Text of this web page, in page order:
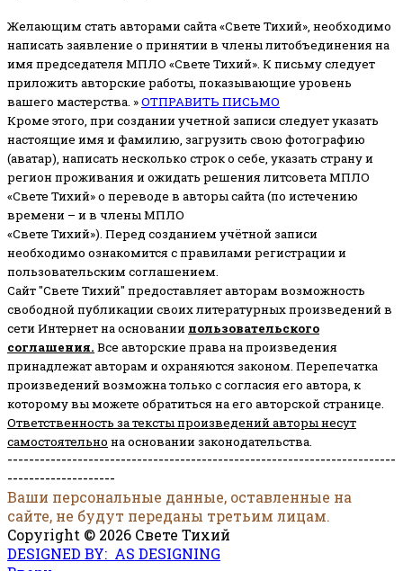
Желающим стать авторами сайта «Свете Тихий», необходимо
написать заявление о принятии в члены литобъединения на
имя председателя МПЛО «Свете Тихий». К письму следует
приложить авторские работы, показывающие уровень
вашего мастерства. »ОТПРАВИТЬ ПИСЬМО
Кроме этого, при создании учетной записи следует указать
настоящие имя и фамилию, загрузить свою фотографию
(аватар), написать несколько строк о себе, указать страну и
регион проживания и ожидать решения литсовета МПЛО
«Свете Тихий» о переводе в авторы сайта (по истечению
времени – и в члены МПЛО
«Свете Тихий»). Перед созданием учётной записи
необходимо ознакомится с правилами регистрации и
пользовательским соглашением.
Сайт "Свете Тихий" предоставляет авторам возможность
свободной публикации своих литературных произведений в
сети Интернет на основании пользовательского
соглашения. Все авторские права на произведения
принадлежат авторам и охраняются законом. Перепечатка
произведений возможна только с согласия его автора, к
которому вы можете обратиться на его авторской странице.
Ответственность за тексты произведений авторы несут
самостоятельно на основании законодательства.
------------------------------------------------------------------------
--------------------
Ваши персональные данные, оставленные на
сайте, не будут переданы третьим лицам.
Copyright © 2026 Свете Тихий
DESIGNED BY: AS DESIGNING